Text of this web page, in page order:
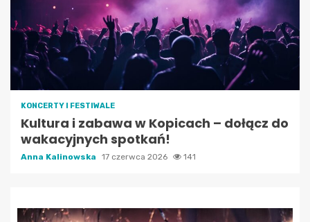
KONCERTY I FESTIWALE
Kultura i zabawa w Kopicach – dołącz do
wakacyjnych spotkań!
Anna Kalinowska 17 czerwca 2026 141